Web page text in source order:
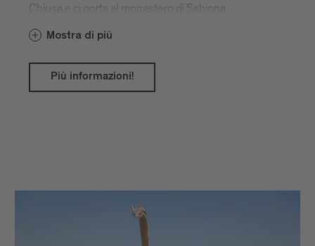
Chiusa e ci porta al monastero di Sabiona
Castagno fino a Velturno.
Mostra di più
Più informazioni!